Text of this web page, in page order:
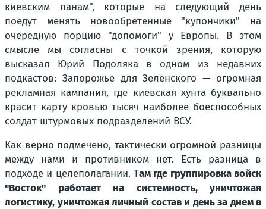
киевским панам", которые на следующий день
поедут менять новообретенные "купончики" на
очередную порцию "допомоги" у Европы. В этом
смысле мы согласны с точкой зрения, которую
высказал Юрий Подоляка в одном из недавних
подкастов: Запорожье для Зеленского — огромная
рекламная кампания, где киевская хунта буквально
красит карту кровью тысяч наиболее боеспособных
солдат штурмовых подразделений ВСУ.
Как верно подмечено, тактически огромной разницы
между нами и противником нет. Есть разница в
подходе и целеполагании. Там где группировка войск
"Восток" работает на системность, уничтожая
логистику, уничтожая личный состав и день за днем в